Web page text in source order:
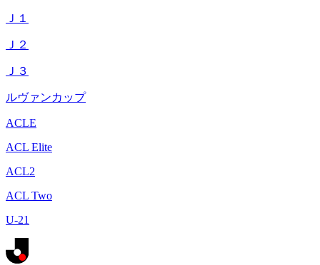
Ｊ１
Ｊ２
Ｊ３
ルヴァンカップ
ACLE
ACL Elite
ACL2
ACL Two
U-21